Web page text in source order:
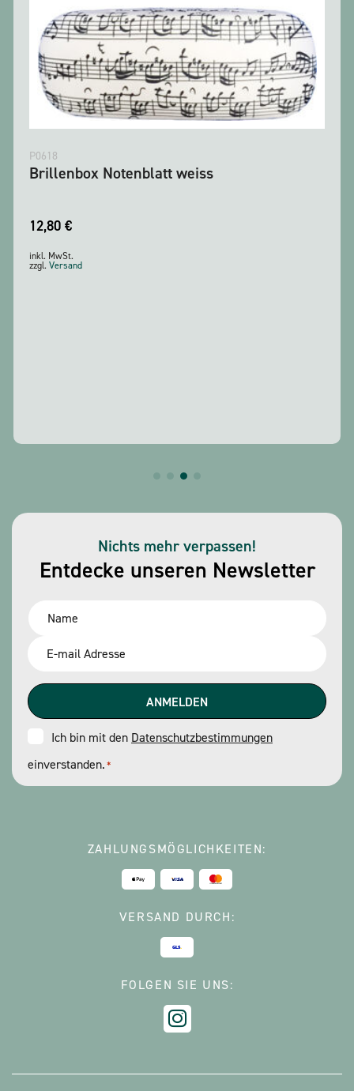
P0618
Brillenbox Notenblatt weiss
12,80 €
inkl. MwSt.
zzgl. Versand
Entdecke unseren Newsletter
Nichts mehr verpassen!
Consent
*
Ich bin mit den Datenschutzbestimmungen
einverstanden.*
ZAHLUNGSMÖGLICHKEITEN:
VERSAND DURCH:
FOLGEN SIE UNS: